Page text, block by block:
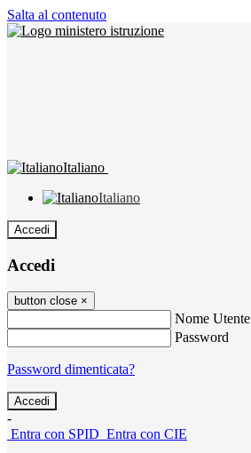
Salta al contenuto
Italiano
Italiano
Accedi
Accedi
button close ×
Nome Utente
Password
Password dimenticata?
-
Entra con SPID Entra con CIE